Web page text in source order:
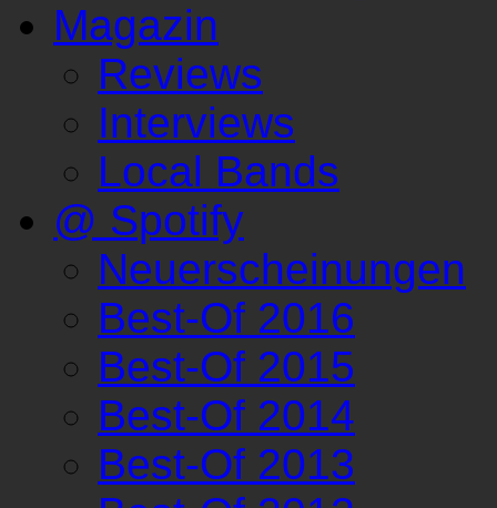
Magazin
Reviews
Interviews
Local Bands
@ Spotify
Neuerscheinungen
Best-Of 2016
Best-Of 2015
Best-Of 2014
Best-Of 2013